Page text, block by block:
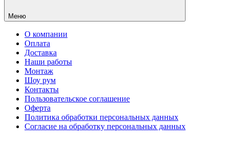
Меню
О компании
Оплата
Доставка
Наши работы
Монтаж
Шоу рум
Контакты
Пользовательское соглашение
Оферта
Политика обработки персональных данных
Согласие на обработку персональных данных